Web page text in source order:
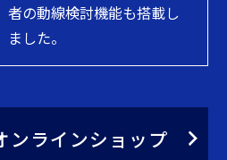
者の動線検討機能も搭載し
ました。
ンラインショップ